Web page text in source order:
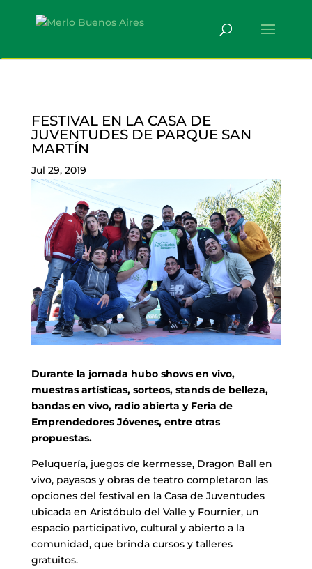
FESTIVAL EN LA CASA DE
JUVENTUDES DE PARQUE SAN
MARTÍN
Jul 29, 2019
Durante la jornada hubo shows en vivo,
muestras artísticas, sorteos, stands de belleza,
bandas en vivo, radio abierta y Feria de
Emprendedores Jóvenes, entre otras
propuestas.
Peluquería, juegos de kermesse, Dragon Ball en
vivo, payasos y obras de teatro completaron las
opciones del festival en la Casa de Juventudes
ubicada en Aristóbulo del Valle y Fournier, un
espacio participativo, cultural y abierto a la
comunidad, que brinda cursos y talleres
gratuitos.